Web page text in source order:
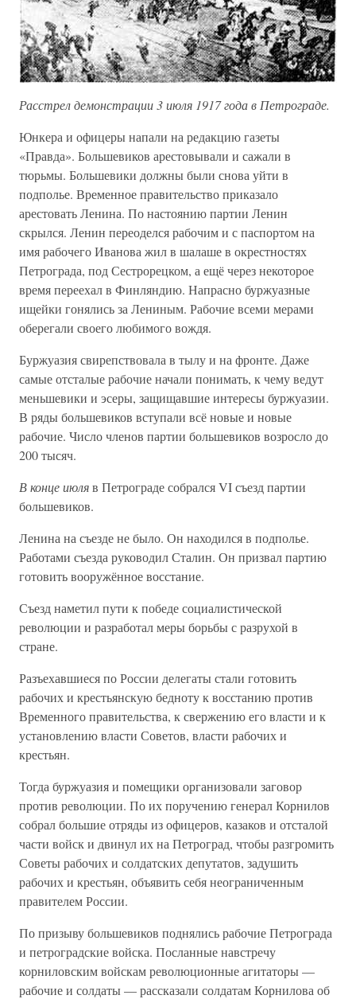
Расстрел демонстрации 3 июля 1917 года в Петрограде.
Юнкера и офицеры напали на редакцию газеты
«Правда». Большевиков арестовывали и сажали в
тюрьмы. Большевики должны были снова уйти в
подполье. Временное правительство приказало
арестовать Ленина. По настоянию партии Ленин
скрылся. Ленин переоделся рабочим и с паспортом на
имя рабочего Иванова жил в шалаше в окрестностях
Петрограда, под Сестрорецком, а ещё через некоторое
время переехал в Финляндию. Напрасно буржуазные
ищейки гонялись за Лениным. Рабочие всеми мерами
оберегали своего любимого вождя.
Буржуазия свирепствовала в тылу и на фронте. Даже
самые отсталые рабочие начали понимать, к чему ведут
меньшевики и эсеры, защищавшие интересы буржуазии.
В ряды большевиков вступали всё новые и новые
рабочие. Число членов партии большевиков возросло до
200 тысяч.
В конце июляв Петрограде собрался VI съезд партии
большевиков.
Ленина на съезде не было. Он находился в подполье.
Работами съезда руководил Сталин. Он призвал партию
готовить вооружённое восстание.
Съезд наметил пути к победе социалистической
революции и разработал меры борьбы с разрухой в
стране.
Разъехавшиеся по России делегаты стали готовить
рабочих и крестьянскую бедноту к восстанию против
Временного правительства, к свержению его власти и к
установлению власти Советов, власти рабочих и
крестьян.
Тогда буржуазия и помещики организовали заговор
против революции. По их поручению генерал Корнилов
собрал большие отряды из офицеров, казаков и отсталой
части войск и двинул их на Петроград, чтобы разгромить
Советы рабочих и солдатских депутатов, задушить
рабочих и крестьян, объявить себя неограниченным
правителем России.
По призыву большевиков поднялись рабочие Петрограда
и петроградские войска. Посланные навстречу
корниловским войскам революционные агитаторы —
рабочие и солдаты — рассказали солдатам Корнилова об